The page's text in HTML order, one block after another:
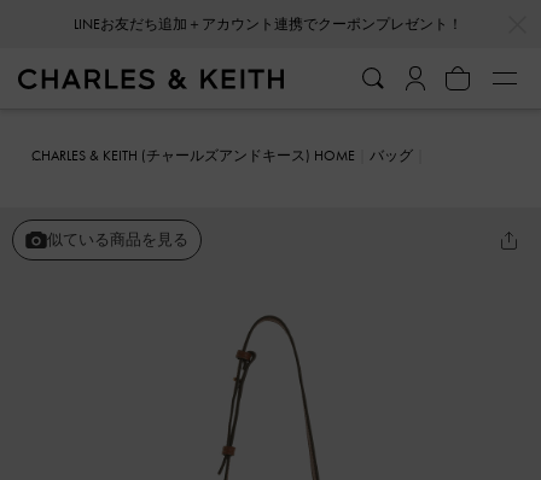
会員登録＋ニュースレター登録で10%OFFクーポンプレゼント！
CHARLES & KEITH (チャールズアンドキース) HOME
バッグ
似ている商品を見る